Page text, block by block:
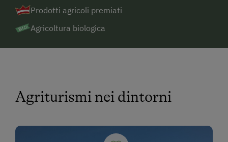
Prodotti agricoli premiati
Agricoltura biologica
Agriturismi nei dintorni